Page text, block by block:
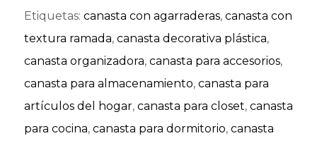
Etiquetas: canasta con agarraderas, canasta con
textura ramada, canasta decorativa plástica,
canasta organizadora, canasta para accesorios,
canasta para almacenamiento, canasta para
artículos del hogar, canasta para closet, canasta
para cocina, canasta para dormitorio, canasta